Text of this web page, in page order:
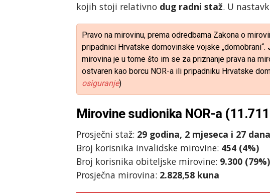
kojih stoji relativno dug radni staž. U
Pravo na mirovinu, prema odredbama Zakona o
pripadnici Hrvatske domovinske vojske „domobrani“.
mirovina je u tome što im se za priznanje prava na
ostvaren kao borcu NOR-a ili pripadniku Hrvatske
osiguranje)
Mirovine sudionika NOR-a
Prosječni staž: 29 godina, 2 mjeseca i 27 dana
Broj korisnika invalidske mirovine: 454 (4%)
Broj korisnika obiteljske mirovine: 9.300 (79%)
Prosječna mirovina: 2.828,58 kuna